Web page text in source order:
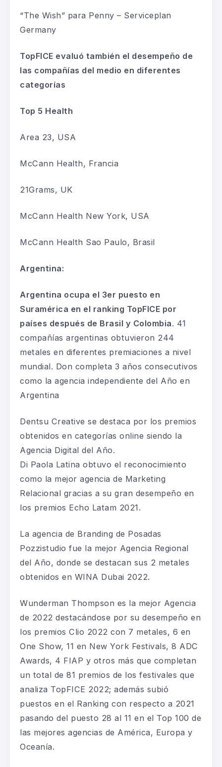
“The Wish” para Penny – Serviceplan
Germany
TopFICE evaluó también el desempeño de
las compañías del medio en diferentes
categorías
Top 5 Health
Area 23, USA
McCann Health, Francia
21Grams, UK
McCann Health New York, USA
McCann Health Sao Paulo, Brasil
Argentina:
Argentina ocupa el 3er puesto en
Suramérica en el ranking TopFICE por
países después de Brasil y Colombia. 41
compañías argentinas obtuvieron 244
metales en diferentes premiaciones a nivel
mundial. Don completa 3 años consecutivos
como la agencia independiente del Año en
Argentina
Dentsu Creative se destaca por los premios
obtenidos en categorías online siendo la
Agencia Digital del Año.
Di Paola Latina obtuvo el reconocimiento
como la mejor agencia de Marketing
Relacional gracias a su gran desempeño en
los premios Echo Latam 2021 .
La agencia de Branding de Posadas
Pozzistudio fue la mejor Agencia Regional
del Año, donde se destacan sus 2 metales
obtenidos en WINA Dubai 2022.
Wunderman Thompson es la mejor Agencia
de 2022 destacándose por su desempeño en
los premios Clio 2022 con 7 metales, 6 en
One Show, 11 en New York Festivals, 8 ADC
Awards, 4 FIAP y otros más que completan
un total de 81 premios de los festivales que
analiza TopFICE 2022; además subió
puestos en el Ranking con respecto a 2021
pasando del puesto 28 al 11 en el Top 100 de
las mejores agencias de América, Europa y
Oceanía.